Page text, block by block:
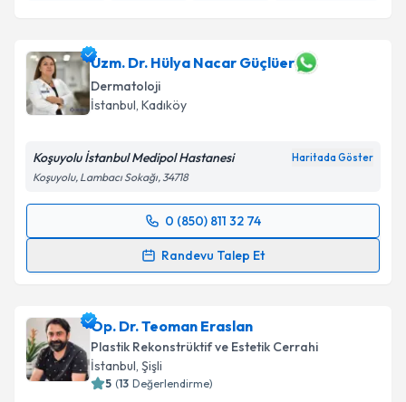
Uzm. Dr. Hülya Nacar Güçlüer
Dermatoloji
İstanbul, Kadıköy
Koşuyolu İstanbul Medipol Hastanesi Haritada Göster
Koşuyolu, Lambacı Sokağı, 34718
0 (850) 811 32 74
Randevu Talep Et
Randevu Takvimi Talebi
için bir takvim hazırlandığında e-posta ile
bilgilendireceğiz.
E-posta Adresiniz
Op. Dr. Teoman Eraslan
Plastik Rekonstrüktif ve Estetik Cerrahi
İstanbul, Şişli
5 (13 Değerlendirme)